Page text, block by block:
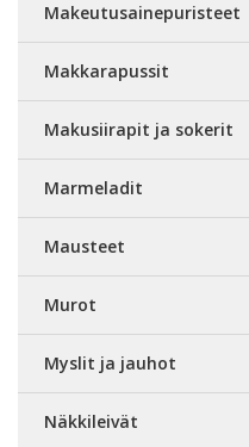
Makeutusainepuristeet
Makkarapussit
Makusiirapit ja sokerit
Marmeladit
Mausteet
Murot
Myslit ja jauhot
Näkkileivät